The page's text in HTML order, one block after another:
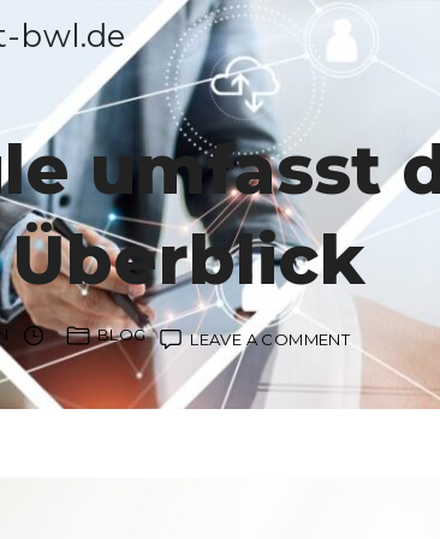
bwl.de
umfasst
Überblick
BLOG LEAVE A COMMENTON
WELCHE
MODULE
UMFASST